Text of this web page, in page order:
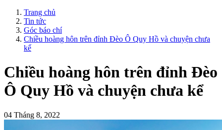
Trang chủ
Tin tức
Góc báo chí
Chiều hoàng hôn trên đỉnh Đèo Ô Quy Hồ và chuyện chưa
kể
Chiều hoàng hôn trên đỉnh Đèo
Ô Quy Hồ và chuyện chưa kể
04 Tháng 8, 2022